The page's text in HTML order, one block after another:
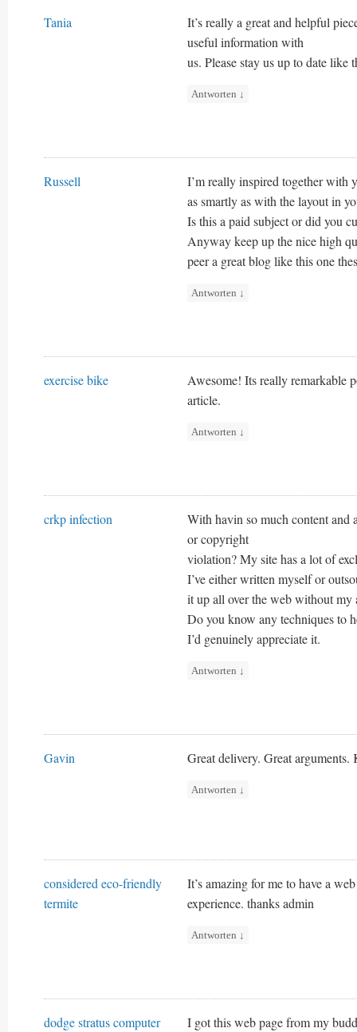
Tania
It’s really a great and helpful
useful information with
us. Please stay us up to date
Antworten ↓
Russell
I’m really inspired together with
as smartly as with the layout in
Is this a paid subject or did you
Anyway keep up the nice high
peer a great blog like this one
Antworten ↓
exercise bike
Awesome! Its really remarkable
article.
Antworten ↓
crkp infection
With havin so much content and
or copyright
violation? My site has a lot of
I’ve either written myself or
it up all over the web without my
Do you know any techniques to
I’d genuinely appreciate it.
Antworten ↓
Gavin Great delivery. Great
Antworten ↓
considered eco-friendly
termite
It’s amazing for me to have a
experience. thanks admin
Antworten ↓
dodge stratus computer
I got this web page from my